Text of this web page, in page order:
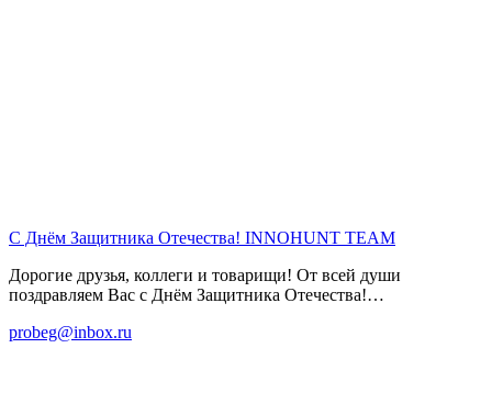
С Днём Защитника Отечества! INNOHUNT TEAM
Дорогие друзья, коллеги и товарищи! От всей души
поздравляем Вас с Днём Защитника Отечества!…
probeg@inbox.ru